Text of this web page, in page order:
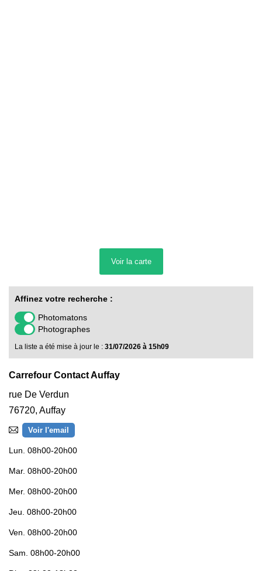
Voir la carte
Affinez votre recherche :
Photomatons
Photographes
La liste a été mise à jour le : 31/07/2026 à 15h09
Carrefour Contact Auffay
rue De Verdun
76720, Auffay
Voir l'email
Lun. 08h00-20h00
Mar. 08h00-20h00
Mer. 08h00-20h00
Jeu. 08h00-20h00
Ven. 08h00-20h00
Sam. 08h00-20h00